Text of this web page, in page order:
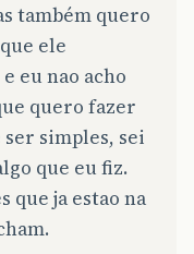
também quero
ele
eu nao acho
quero fazer
simples, sei
que eu fiz.
que ja estao na